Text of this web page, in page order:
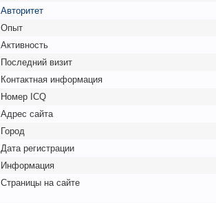
Авторитет
Опыт
Активность
Последний визит
Контактная информация
Номер ICQ
Адрес сайта
Город
Дата регистрации
Информация
Страницы на сайте